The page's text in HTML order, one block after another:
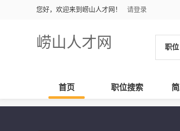
您好，欢迎来到崂山人才网！ 请登录
崂山人才网 职位
首页 职位搜索